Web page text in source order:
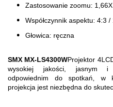
Zastosowanie zoomu: 1,66X
Współczynnik aspektu: 4:3 /
Głowica: ręczna
SMX MX-LS4300WProjektor
wysokiej jakości, jasnym i
odpowiednim do spotkań, w
projekcja jest niezbędna do